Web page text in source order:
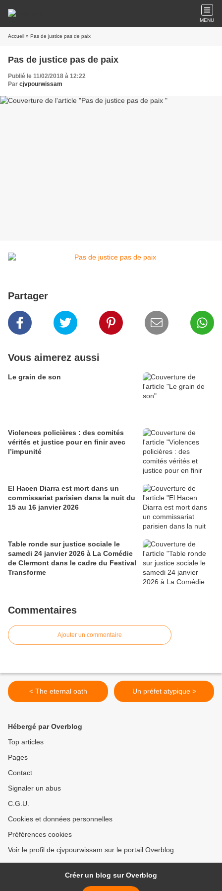
MENU
Accueil » Pas de justice pas de paix
Pas de justice pas de paix
Publié le 11/02/2018 à 12:22
Par cjvpourwissam
Partager
Vous aimerez aussi
Le grain de son
Violences policières : des comités
vérités et justice pour en finir avec
l’impunité
El Hacen Diarra est mort dans un
commissariat parisien dans la nuit du
15 au 16 janvier 2026
Table ronde sur justice sociale le
samedi 24 janvier 2026 à La Comédie
de Clermont dans le cadre du Festival
Transforme
Commentaires
Ajouter un commentaire
< The eternal oath Un préfet atypique >
Hébergé par Overblog
Top articles
Pages
Contact
Signaler un abus
C.G.U.
Cookies et données personnelles
Préférences cookies
Voir le profil de cjvpourwissam sur le portail Overblog
Créer un blog sur Overblog